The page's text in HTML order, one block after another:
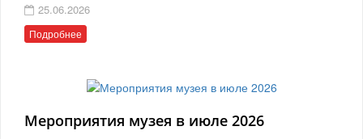
25.06.2026
Подробнее
Мероприятия музея в июле 2026